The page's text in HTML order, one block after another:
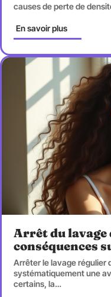
causes de perte de
En savoir plus
Arrêt du lavage
conséquences
Arrêter le lavage régulier
systématiquement une
certains, la…